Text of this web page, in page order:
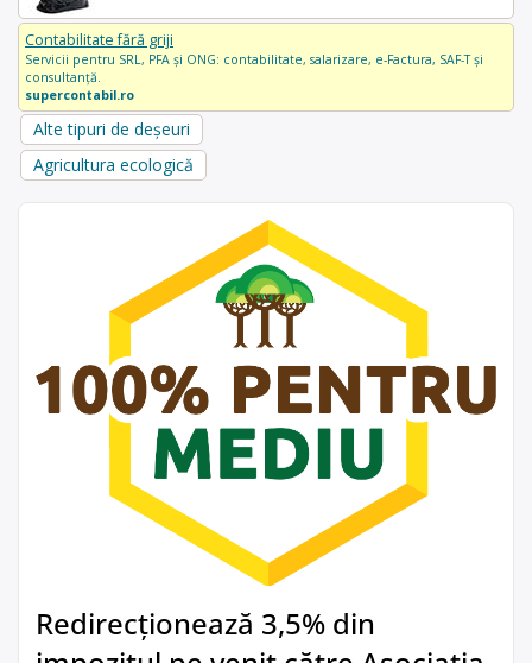
Contabilitate fără griji
Servicii pentru SRL, PFA și ONG: contabilitate, salarizare, e-Factura, SAF-T și
consultanță.
supercontabil.ro
Alte tipuri de deșeuri
Agricultura ecologică
Redirecționează 3,5% din